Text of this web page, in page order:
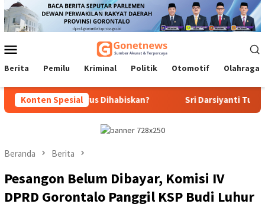
Loncat
ke
konten
Mobile
Berita Pemilu Kriminal Politik Otomotif Olahraga
Konten Spesial
Harus Dihabiskan? Sri Darsiyanti Tuna: Jangan
Beranda Berita
Pesangon Belum Dibayar, Komisi IV
DPRD Gorontalo Panggil KSP Budi Luhur